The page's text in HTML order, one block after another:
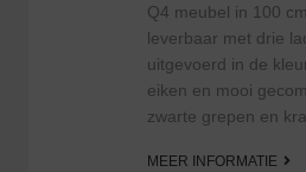
Q4 meubel in 100
leverbaar met drie
uitgevoerd in de
eiken en mooi
zwarte grepen en
MEER INFORMATIE